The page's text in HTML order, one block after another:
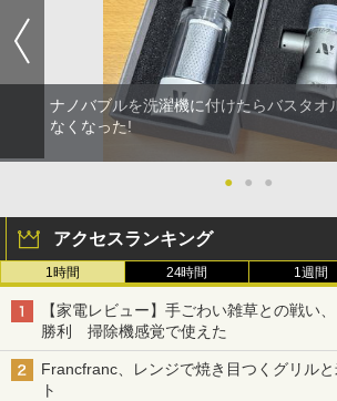
ナノバブルを洗濯機に付けたらバスタオ
なくなった!
● ● ●
アクセスランキング
1時間 24時間 1週間
【家電レビュー】手ごわい雑草との戦い
勝利 掃除機感覚で使えた
Francfranc、レンジで焼き目つくグリル
ト